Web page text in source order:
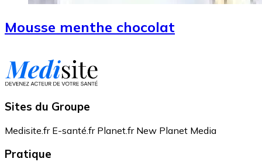
Mousse menthe chocolat
Sites du Groupe
Medisite.fr E-santé.fr Planet.fr New Planet Media
Pratique